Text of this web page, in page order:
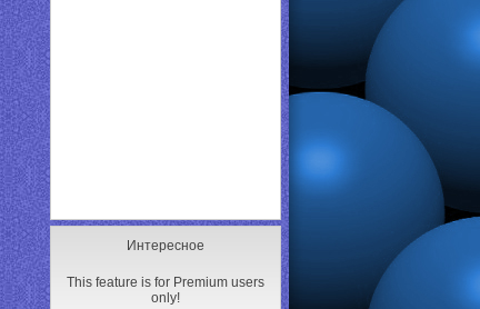
Интересное
This feature is for Premium users
only!